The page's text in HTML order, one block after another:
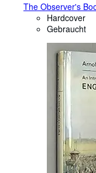
The Observer's
Hardcover
Gebraucht